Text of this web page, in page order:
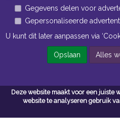
Deze website maakt voor een juiste
website te analyseren gebruik
Openingstijden
Navigatie
Algemene voorwaarden
Privacy
Gegevens delen voor
Gepersonaliseerde
U kunt dit later aanpassen via
Opslaan Alles